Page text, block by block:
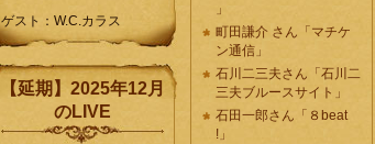
ゲスト：W.C.カラス
【延期】2025年12月
のLIVE
」
町田謙介 さん「マチケ
ン通信」
石川二三夫さん「石川二
三夫ブルースサイト」
石田一郎さん「８beat
!」